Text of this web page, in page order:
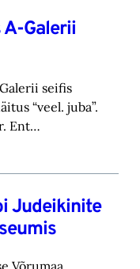
Galerii
seifis
“veel. juba”.
Ent…
Judeikinite